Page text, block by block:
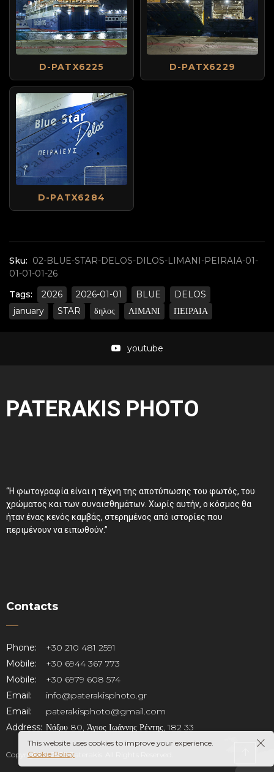
Sku: 02-BLUE-STAR-DELOS-DILOS-LIMANI-PEIRAIA-01-
01-01-01-26
Tags:
2026 2026-01-01 BLUE
DELOS
january
STAR δηλος ΛΙΜΑΝΙ ΠΕΙΡΑΙΑ
D-PATX6225 D-PATX6229
D-PATX6284
youtube
PATERAKIS PHOTO
“Η φωτογραφία είναι η τέχνη της αποτύπωσης του φωτός, του
χρώματος και των συναισθημάτων. Χωρίς αυτήν, ο κόσμος θα
ήταν ένας κενός καμβάς, στερημένος από ιστορίες που
περιμένουν να ειπωθούν.”
Contacts
Phone:
+30 210 481 2591
Mobile:
+30 6944 367 773
Mobile:
+30 6979 608 574
Email:
info@paterakisphoto.gr
Email:
paterakisphoto@gmail.com
Address: Νάξου 80, Άγιος Ιωάννης Ρέντης, 182 33
Copyright © 2025 Paterakis. All Rights Reserved.
This website uses cookies to improve your experience.
Cookie Policy